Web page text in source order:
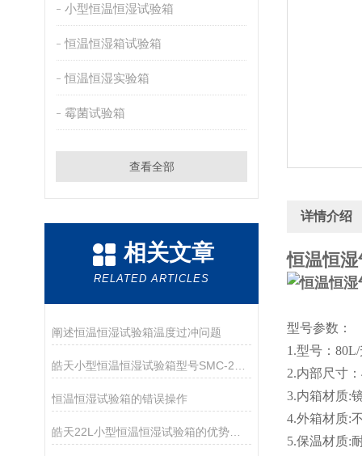
小型恒温恒湿试验箱
恒温恒湿箱试验箱
恒温恒湿实验箱
霉菌试验箱
查看全部
相关文章
RELATED ARTICLES
阐述恒温恒湿试验箱温度过冲问题
恒温恒湿试验箱的错误操作
皓天22L小型恒温恒湿试验箱的优势与温度范围
详情介绍
恒温恒
型号参数：
1.型号：
2.内部尺寸
3.内箱材质:
4.外箱材质:
5.保温材质: